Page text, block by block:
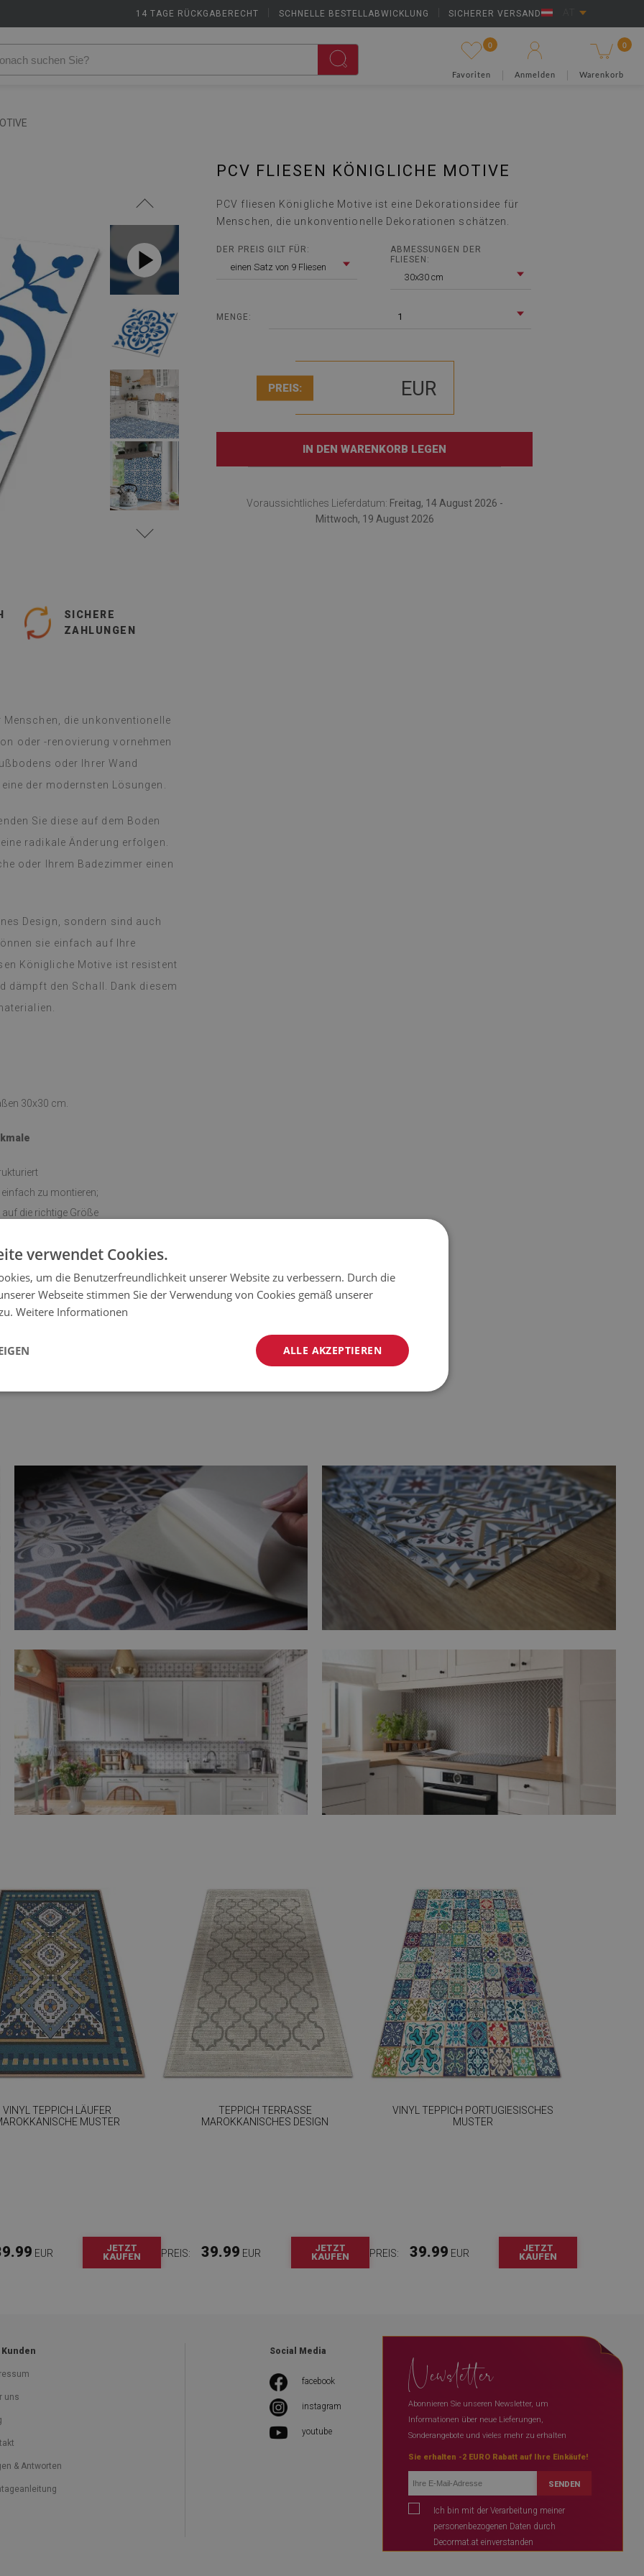
14 TAGE RÜCKGABERECHT SCHNELLE BESTELLABWICKLUNG SICHERER VERSAND
0
Favoriten Anmelden
0
Warenkorb
SICHERE
ZAHLUNGEN
die unkonventionelle
oder -renovierung vornehmen
oder Ihrer Wand
der modernsten Lösungen.
Sie diese auf dem Boden
radikale Änderung erfolgen.
oder Ihrem Badezimmer einen
Design, sondern sind auch
sie einfach auf Ihre
Königliche Motive ist resistent
dämpft den Schall. Dank diesem
30x30 cm.
zu montieren;
die richtige Größe
umweltfreundlichen
gegen Abrieb, mechanische
Verfärbung, Flecken und UV-
von -10 C bis
PCV FLIESEN KÖNIGLICHE MOTIVE
PCV fliesen Königliche Motive ist eine Dekorationsidee für
Menschen, die unkonventionelle Dekorationen schätzen.
DER PREIS GILT FÜR:
einen Satz von 9 Fliesen
ABMESSUNGEN DER
FLIESEN:
30x30 cm
MENGE: 1
PREIS: EUR
IN DEN WARENKORB LEGEN
Voraussichtliches Lieferdatum: Freitag, 14 August 2026 -
Mittwoch, 19 August 2026
VINYL TEPPICH LÄUFER
MUSTER
EUR
JETZT
KAUFEN
TEPPICH TERRASSE
MAROKKANISCHES DESIGN
PREIS: 39.99 EUR
JETZT
KAUFEN
VINYL TEPPICH PORTUGIESISCHES
MUSTER
PREIS: 39.99 EUR
JETZT
KAUFEN
Kunden
uns
& Antworten
Social Media
facebook
instagram
youtube
Newsletter
Abonnieren Sie unseren Newsletter, um
Informationen über neue Lieferungen,
Sonderangebote und vieles mehr zu erhalten
Sie erhalten -2 EURO Rabatt auf Ihre Einkäufe!
SENDEN
Ich bin mit der Verarbeitung meiner
personenbezogenen Daten durch
Decormat.at einverstanden
verwendet Cookies.
um die Benutzerfreundlichkeit unserer Website zu verbessern. Durch die
Webseite stimmen Sie der Verwendung von Cookies gemäß unserer
Weitere Informationen
ALLE AKZEPTIEREN